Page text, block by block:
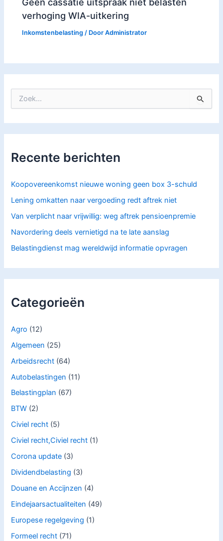
o
a
Recente berichten
Koopovereenkomst nieuwe woning geen box 3-schuld
Lening omkatten naar vergoeding redt aftrek niet
Van verplicht naar vrijwillig: weg aftrek pensioenpremie
Navordering deels vernietigd na te late aanslag
Belastingdienst mag wereldwijd informatie opvragen
Categorieën
Agro (12)
Algemeen (25)
Arbeidsrecht (64)
Autobelastingen (11)
Belastingplan (67)
BTW (2)
Civiel recht (5)
Civiel recht,Civiel recht (1)
Corona update (3)
Dividendbelasting (3)
Douane en Accijnzen (4)
Eindejaarsactualiteiten (49)
Europese regelgeving (1)
Formeel recht (71)
verhoging WIA-uitkering
Inkomstenbelasting / DoorAdministrator